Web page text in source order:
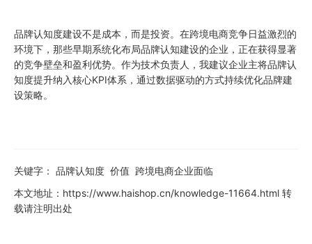
品牌认知度建设不是成本，而是投资。在跨境电商竞争日益激烈的
环境下，那些早期系统化布局品牌认知建设的企业，正在获得显著
的竞争壁垒和盈利优势。作为技术负责人，我建议企业主将品牌认
知度提升纳入核心KPI体系，通过数据驱动的方式持续优化品牌建
设策略。
关键字： 品牌认知度 价值 跨境电商企业面临
本文地址： https://www.haishop.cn/knowledge-11664.html 转
载请注明出处